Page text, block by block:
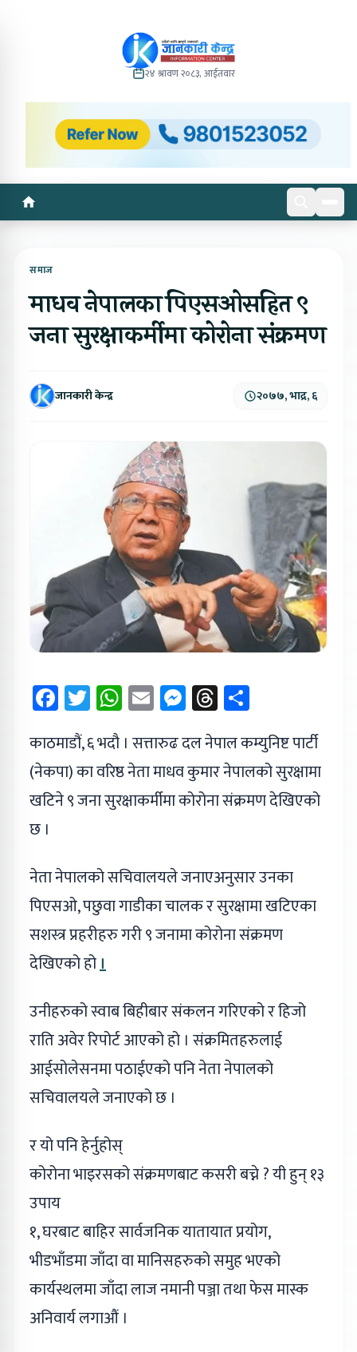
२४ श्रावण २०८३, आईतवार
समाज
माधव नेपालका पिएसओसहित ९
जना सुरक्षाकर्मीमा कोरोना संक्रमण
जानकारी केन्द्र २०७७, भाद्र, ६
Facebook
Twitter
WhatsApp
EmailMessenger
Threads
काठमाडौं, ६ भदौ । सत्तारुढ दल नेपाल कम्युनिष्ट पार्टी
(नेकपा) का वरिष्ठ नेता माधव कुमार नेपालको सुरक्षामा
खटिने ९ जना सुरक्षाकर्मीमा कोरोना संक्रमण देखिएको
छ ।
नेता नेपालको सचिवालयले जनाएअनुसार उनका
पिएसओ, पछुवा गाडीका चालक र सुरक्षामा खटिएका
सशस्त्र प्रहरीहरु गरी ९ जनामा कोरोना संक्रमण
देखिएको हो।
उनीहरुको स्वाब बिहीबार संकलन गरिएको र हिजो
राति अवेर रिपोर्ट आएको हो । संक्रमितहरुलाई
आईसोलेसनमा पठाईएको पनि नेता नेपालको
सचिवालयले जनाएको छ ।
र यो पनि हेर्नुहोस्
कोरोना भाइरसको संक्रमणबाट कसरी बच्ने ? यी हुन् १३
उपाय
१, घरबाट बाहिर सार्वजनिक यातायात प्रयोग,
भीडभाँडमा जाँदा वा मानिसहरुको समुह भएको
कार्यस्थलमा जाँदा लाज नमानी पञ्जा तथा फेस मास्क
अनिवार्य लगाऔं ।